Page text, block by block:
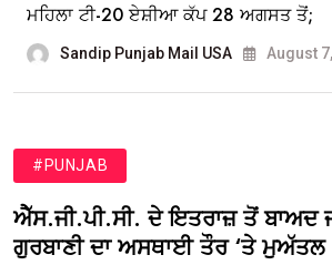
ਮਹਿਲਾ ਟੀ-20 ਏਸ਼ੀਆ ਕੱਪ 28 ਅਗਸਤ ਤੋਂ;
Sandip Punjab Mail USA August
#PUNJAB
ਐੱਸ.ਜੀ.ਪੀ.ਸੀ. ਦੇ ਇਤਰਾਜ਼ ਤੋਂ ਬਾਅਦ
ਗੁਰਬਾਣੀ ਦਾ ਅਸਥਾਈ ਤੌਰ ‘ਤੇ ਮੁਅੱਤਲ